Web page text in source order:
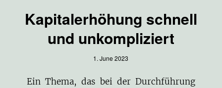
Kapitalerhöhung schnell
und unkompliziert
1. June 2023
Ein Thema, das bei der Durchführung